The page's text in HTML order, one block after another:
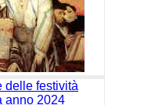
delle festività
anno 2024